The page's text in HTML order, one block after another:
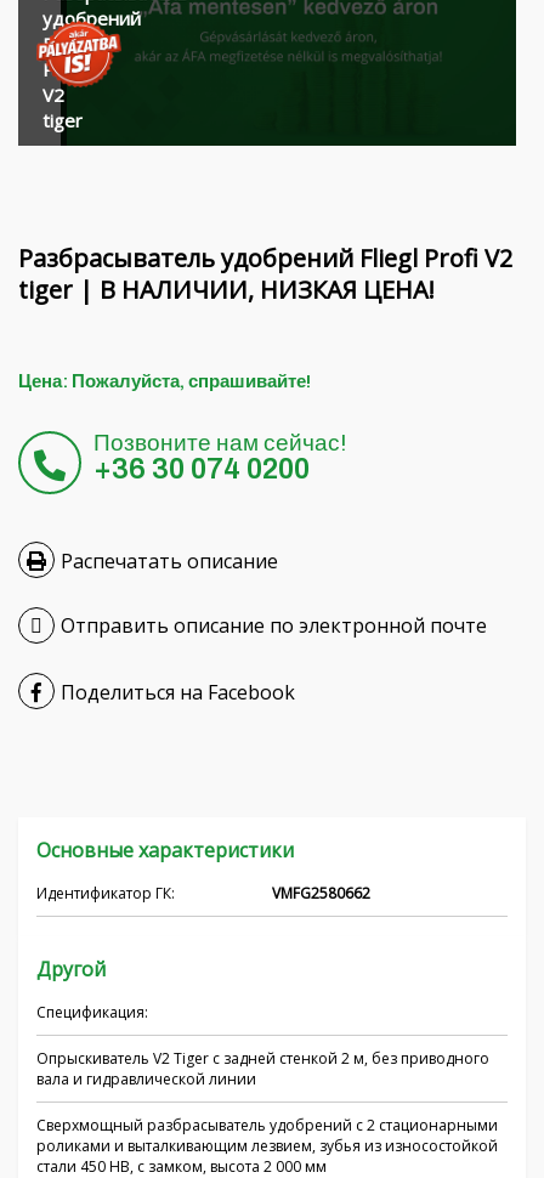
Рабочие инструменты Quivogne
Карьера
Deutsch
Hrvatski
Čeština
Nederlands
Українська
удобрений
Fliegl
Profi
V2
tiger
Разбрасыватель удобрений Fliegl Profi V2
tiger | В НАЛИЧИИ, НИЗКАЯ ЦЕНА!
Цена: Пожалуйста, спрашивайте!
Позвоните нам сейчас!
+36 30 074 0200
Распечатать описание
Отправить описание по электронной почте
Поделиться на Facebook
Основные характеристики
Идентификатор ГК: VMFG2580662
Другой
Спецификация:
Опрыскиватель V2 Tiger с задней стенкой 2 м, без приводного
вала и гидравлической линии
Сверхмощный разбрасыватель удобрений с 2 стационарными
роликами и выталкивающим лезвием, зубья из износостойкой
стали 450 HB, с замком, высота 2 000 мм